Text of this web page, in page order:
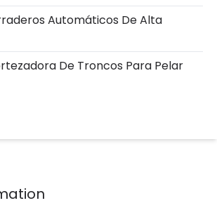
Automáticos De Alta
De Troncos Para Pelar